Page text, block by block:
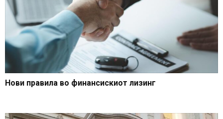
Нови правила во финансискиот лизинг